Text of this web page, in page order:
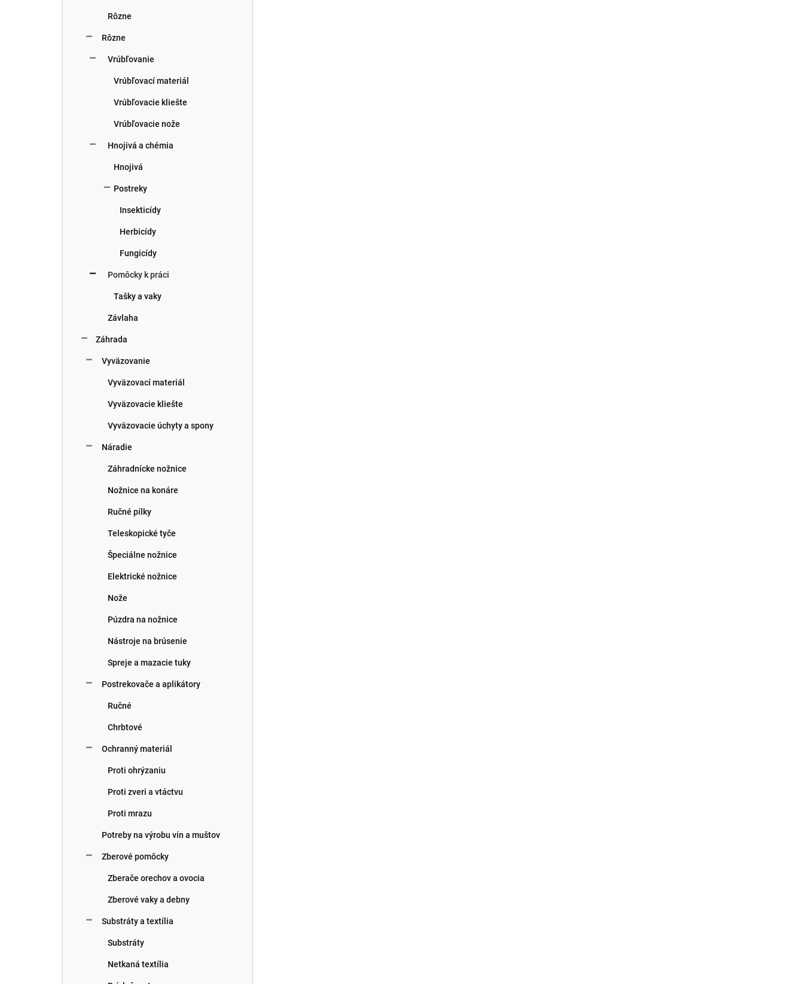
Rôzne
Rôzne
Vrúbľovanie
Vrúbľovací materiál
Vrúbľovacie kliešte
Vrúbľovacie nože
Hnojivá a chémia
Hnojivá
Postreky
Insekticídy
Herbicídy
Fungicídy
Pomôcky k práci
Tašky a vaky
Závlaha
Záhrada
Vyväzovanie
Vyväzovací materiál
Vyväzovacie kliešte
Vyväzovacie úchyty a spony
Náradie
Záhradnícke nožnice
Nožnice na konáre
Ručné pílky
Teleskopické tyče
Špeciálne nožnice
Elektrické nožnice
Nože
Púzdra na nožnice
Nástroje na brúsenie
Spreje a mazacie tuky
Postrekovače a aplikátory
Ručné
Chrbtové
Ochranný materiál
Proti ohrýzaniu
Proti zveri a vtáctvu
Proti mrazu
Potreby na výrobu vín a muštov
Zberové pomôcky
Zberače orechov a ovocia
Zberové vaky a debny
Substráty a textília
Substráty
Netkaná textília